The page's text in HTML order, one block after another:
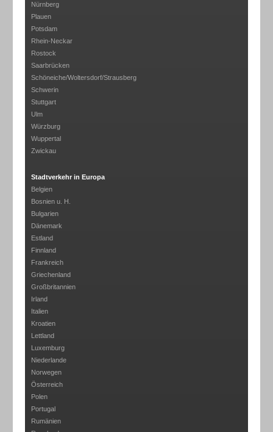
Nürnberg
Plauen
Potsdam
Rhein-Neckar
Rostock
Saarbrücken
Schöneiche/Woltersdorf/Strausberg
Schwerin
Stuttgart
Ulm
Würzburg
Wuppertal
Zwickau
Stadtverkehr in Europa
Belgien
Bosnien u. H.
Bulgarien
Dänemark
Estland
Finnland
Frankreich
Griechenland
Großbritannien
Irland
Italien
Kroatien
Lettland
Luxemburg
Niederlande
Norwegen
Österreich
Polen
Portugal
Rumänien